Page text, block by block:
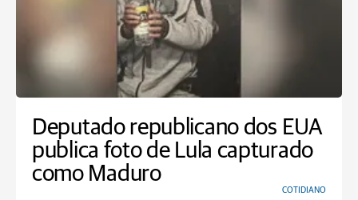
Deputado republicano dos EUA
publica foto de Lula capturado
como Maduro
COTIDIANO